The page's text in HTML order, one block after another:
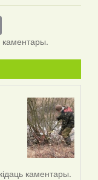
Copy
Link
каментары.
каментары.